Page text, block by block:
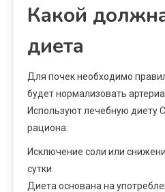
Какой
диета
Для почек необходимо
будет нормализовать
Используют лечебную диету
рациона:
Исключение соли или
сутки.
Диета основана на